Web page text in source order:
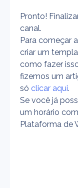
Pronto!
canal.
Para começar
criar um
como fazer
fizemos um
só clicar aqui.
Se você já
um horário
Plataforma de